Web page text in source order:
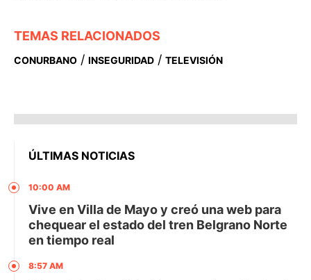
TEMAS RELACIONADOS
CONURBANO / INSEGURIDAD / TELEVISIÓN
ÚLTIMAS NOTICIAS
10:00 AM
Vive en Villa de Mayo y creó una web para
chequear el estado del tren Belgrano Norte
en tiempo real
8:57 AM